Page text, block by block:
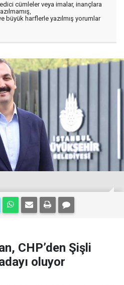
cümleler veya imalar, inançlara
büyük harflerle yazılmış yorumlar
CHP’den Şişli
oluyor